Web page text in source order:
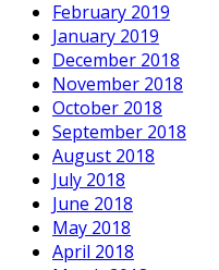
February 2019
January 2019
December 2018
November 2018
October 2018
September 2018
August 2018
July 2018
June 2018
May 2018
April 2018